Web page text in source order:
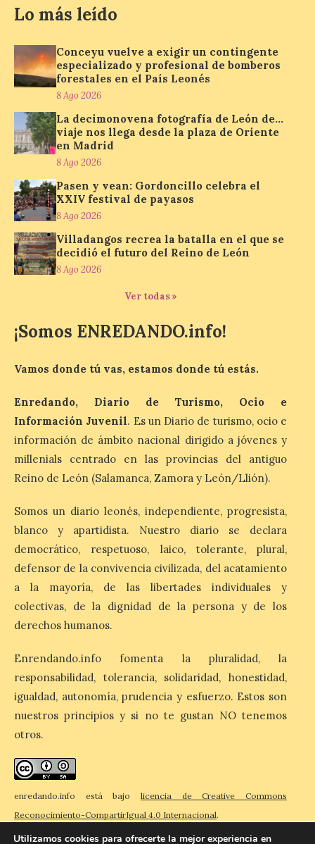
de…viaje. Una iniciativa
organizado por la sección
juvenil de la Asociación
Enróllate, la Asociación
Conceyu País Llionés y el Diario de
Turismo, Ocio e Información para
jóvenes “Enredando.info”. Pilar Aller Aller
nos envía la décimo […]
Los minerales y sus usos
más comunes centran la
nueva exposición del
Museo de la Siderurgia y
la Minería de Sabero
8 Ago 2026
inaugurará el sábado día 8
de agosto a las doce y
durante la ‘Feria de
minerales, rocas y fósiles de Castilla y
mes de noviembre, con […]
La Bañeza inicia sus
fiestas con el pregón a
cargo de Arturo Martínez
El Ayuntamiento de La
Bañeza designa a Arturo
Martínez Matilla como
pregonero de las Fiestas
2026. Tendrá lugar este
sábado 8 de agosto a las 21,00 horas en el
Matilla, […]
La I Feria de la Cerveza
Artesana de Astorga
acogida del público
8 Ago 2026
con la presencia del
Lo más leído
Conceyu vuelve a exigir un contingente
especializado y profesional de bomberos
forestales en el País Leonés
8 Ago 2026
La decimonovena fotografía de León de…
viaje nos llega desde la plaza de Oriente
en Madrid
8 Ago 2026
Pasen y vean: Gordoncillo celebra el
XXIV festival de payasos
8 Ago 2026
Villadangos recrea la batalla en el que se
decidió el futuro del Reino de León
8 Ago 2026
Ver todas »
¡Somos ENREDANDO.info!
Vamos donde tú vas, estamos donde tú estás.
Enredando, Diario de Turismo, Ocio e
Información Juvenil. Es un Diario de turismo, ocio e
información de ámbito nacional dirigido a jóvenes y
millenials centrado en las provincias del antiguo
Reino de León (Salamanca, Zamora y León/Llión).
Somos un diario leonés, independiente, progresista,
blanco y apartidista. Nuestro diario se declara
democrático, respetuoso, laico, tolerante, plural,
defensor de la convivencia civilizada, del acatamiento
a la mayoría, de las libertades individuales y
colectivas, de la dignidad de la persona y de los
derechos humanos.
Enrendando.info fomenta la pluralidad, la
responsabilidad, tolerancia, solidaridad, honestidad,
igualdad, autonomía, prudencia y esfuerzo. Estos son
nuestros principios y si no te gustan NO tenemos
otros.
enredando.info está bajo licencia de Creative Commons
Reconocimiento-CompartirIgual 4.0 Internacional.
Utilizamos cookies para ofrecerte la mejor experiencia en